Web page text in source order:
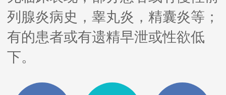
列腺炎病史，睾丸炎，精囊炎等；
有的患者或有遗精早泄或性欲低
下。